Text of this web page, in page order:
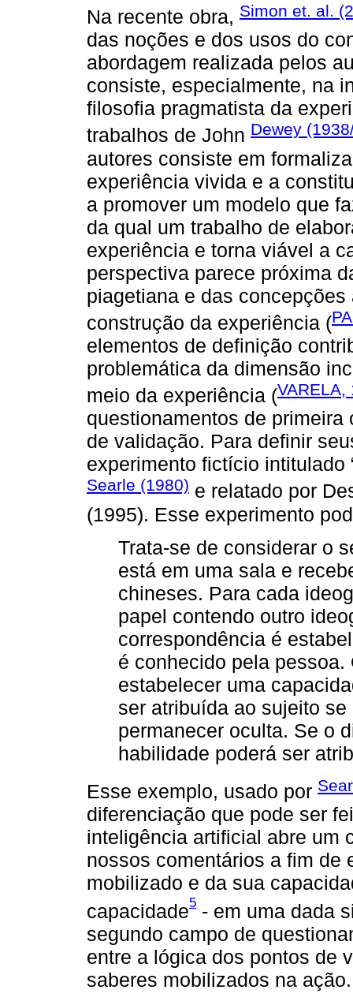
Na recente obra, Simon et. al.
das noções e dos usos do
abordagem realizada pelos
consiste, especialmente, na
filosofia pragmatista da
trabalhos de John Dewey
autores consiste em
experiência vivida e a
a promover um modelo que
da qual um trabalho de
experiência e torna viável a
perspectiva parece próxima
piagetiana e das
construção da experiência (
elementos de definição
problemática da dimensão
meio da experiência (VARELA,
questionamentos de
de validação. Para definir
experimento fictício intitulado
Searle (1980) e relatado por
(1995). Esse experimento
Trata-se de considerar o
está em uma sala e
chineses. Para cada
papel contendo outro
correspondência é
é conhecido pela
estabelecer uma
ser atribuída ao sujeito
permanecer oculta. Se o
habilidade poderá ser
Esse exemplo, usado por
diferenciação que pode ser
inteligência artificial abre um
nossos comentários a fim de
mobilizado e da sua
capacidade5 - em uma dada
segundo campo de
entre a lógica dos pontos de
saberes mobilizados na ação.